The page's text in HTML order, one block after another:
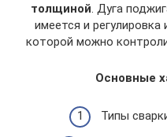
толщиной. Дуга
имеется и
которой можно
Основные
Типы